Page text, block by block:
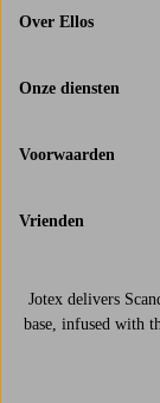
Over Ellos
Onze diensten
Voorwaarden
Vrienden
Jotex delivers
base, infused with